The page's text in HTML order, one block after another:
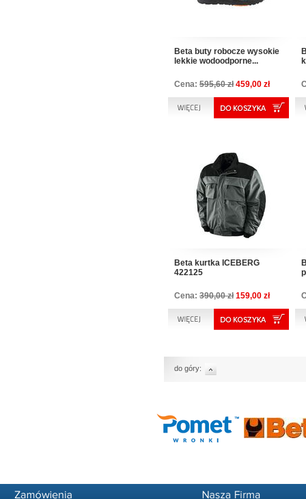
Beta buty robocze wysokie
lekkie wodoodporne...
Cena: 595,60 zł 459,00 zł
Beta kurtka ICEBERG
422125
Cena: 390,00 zł 159,00 zł
do góry: